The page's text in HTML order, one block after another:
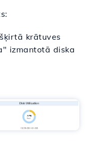
krātuves
izmantotā diska